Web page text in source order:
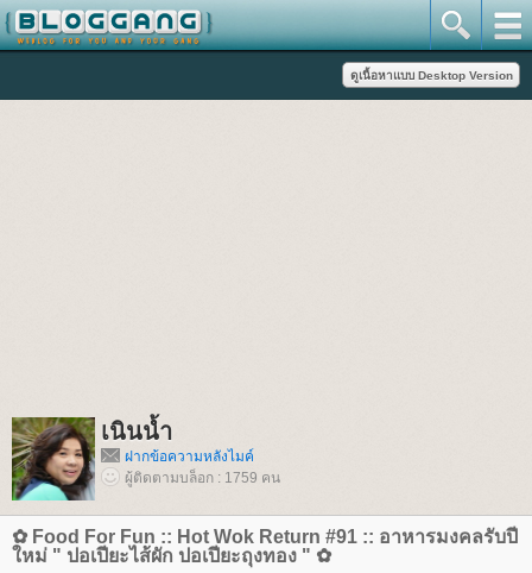
เนินน้ำ
ฝากข้อความหลังไมค์
ผู้ติดตามบล็อก : 1759 คน
✿ Food For Fun :: Hot Wok Return #91 :: อาหารมงคลรับปี
หม่ " ปอเปียะไส้ผัก ปอเปียะถุงทอง " ✿